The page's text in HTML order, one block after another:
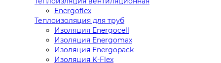
Energoflex
Теплоизоляция для труб
Изоляция Energocell
Изоляция Energomax
Изоляция Energopack
Изоляция K-Flex